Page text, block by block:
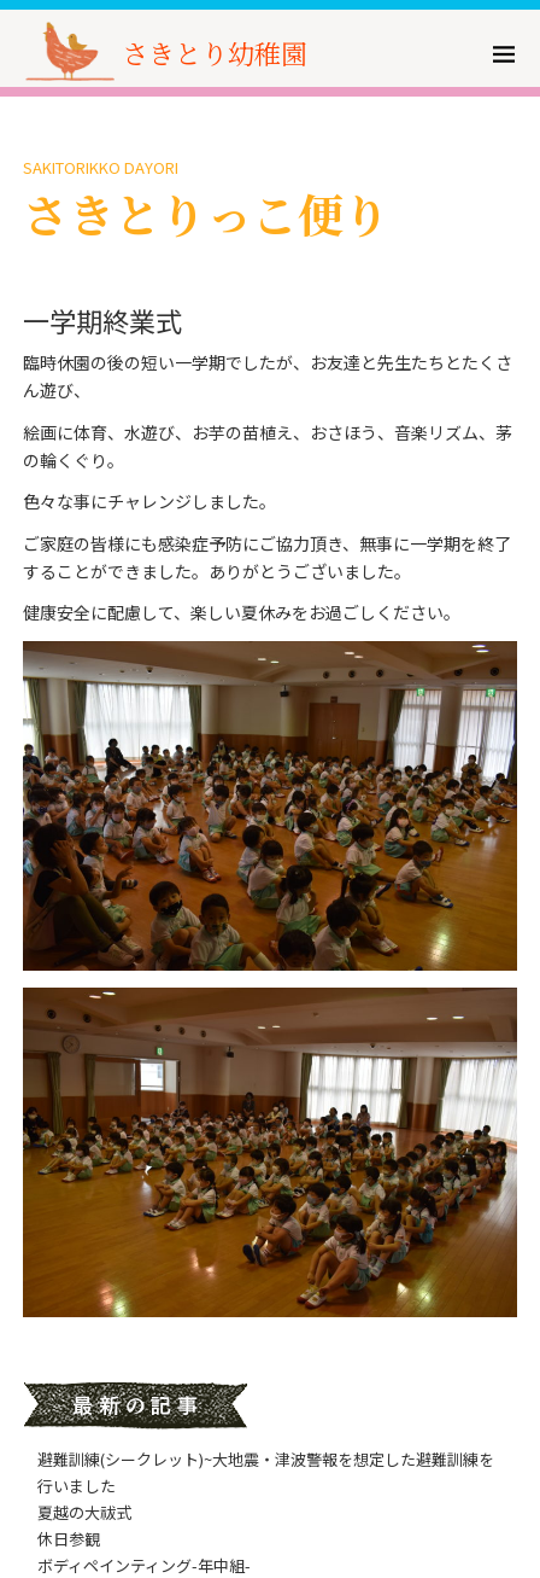
さきとり幼稚園
SAKITORIKKO DAYORI
さきとりっこ便り
一学期終業式
臨時休園の後の短い一学期でしたが、お友達と先生たちとたくさ
ん遊び、
絵画に体育、水遊び、お芋の苗植え、おさほう、音楽リズム、茅
の輪くぐり。
色々な事にチャレンジしました。
ご家庭の皆様にも感染症予防にご協力頂き、無事に一学期を終了
することができました。ありがとうございました。
健康安全に配慮して、楽しい夏休みをお過ごしください。
避難訓練(シークレット)~大地震・津波警報を想定した避難訓練を
行いました
夏越の大祓式
休日参観
ボディペインティング-年中組-